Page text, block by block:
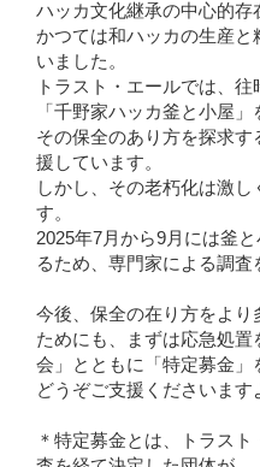
ハッカ文化継承の中心的存
かつては和ハッカの生産
いました。
トラスト・エールでは、
「千野家ハッカ釜と小屋」
その保全のあり方を探求
援しています。
しかし、その老朽化は激
す。
2025年7月から9月には釜
るため、専門家による調査
今後、保全の在り方をよ
ためにも、まずは応急処
会」とともに「特定募金」
どうぞご支援くださいます
＊特定募金とは、トラス